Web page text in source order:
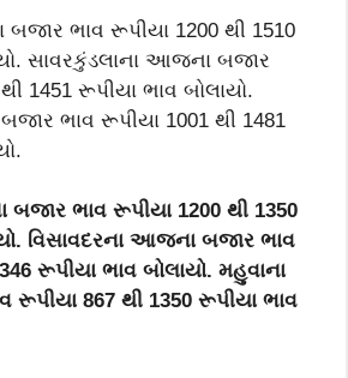
ભાવ રૂપીયા 1200 થી 1510
સાવરકુંડલાના આજના બજાર
1451 રૂપીયા ભાવ બોલાયો.
ભાવ રૂપીયા 1001 થી 1481
ભાવ રૂપીયા 1200 થી 1350
વિસાવદરના આજના બજાર ભાવ
રૂપીયા ભાવ બોલાયો. મહુવાના
867 થી 1350 રૂપીયા ભાવ